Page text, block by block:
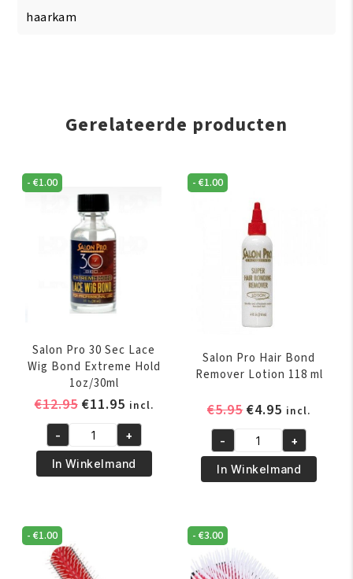
haarkam
Gerelateerde producten
-€1.00
Salon Pro 30 Sec Lace
Wig Bond Extreme Hold
1oz/30ml
€12.95 Oorspronkelijke
was:
€12.95.
€11.95Huidige
prijs
is:
€11.95.
incl.
Salon
Pro
30
Wig
Bond
Extreme
- +
In Winkelmand
-€1.00
Salon Pro Hair Bond
Remover Lotion 118 ml
€5.95
was:
€5.95.
€4.95 Huidige
prijs
is:
€4.95.
incl.
Salon
Pro
Hair
Remover
Lotion
118
- +
In Winkelmand
-€1.00 -€3.00